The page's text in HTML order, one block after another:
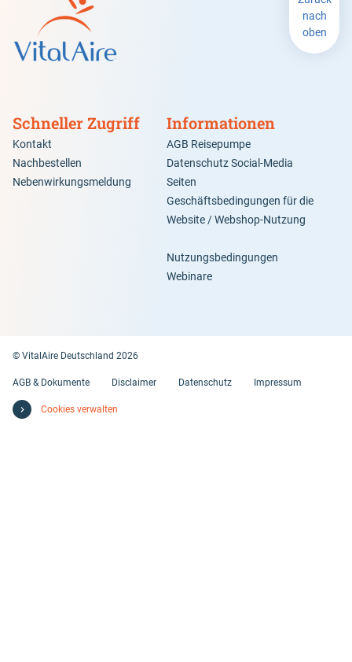
Schneller Zugriff
Kontakt
Nachbestellen
Nebenwirkungsmeldung
Informationen
AGB Reisepumpe
Datenschutz Social-Media
Seiten
Geschäftsbedingungen für die
Website / Webshop-Nutzung
Nutzungsbedingungen
Webinare
nach
oben
© VitalAire Deutschland 2026
AGB & Dokumente Disclaimer Datenschutz Impressum
Cookies verwalten